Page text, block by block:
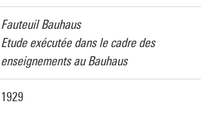
Fauteuil Bauhaus
Etude exécutée dans le cadre des
enseignements au Bauhaus
1929